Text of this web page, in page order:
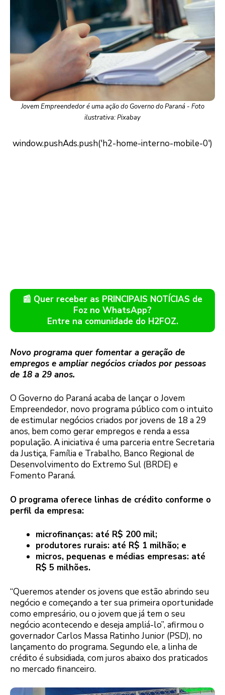
Jovem Empreendedor é uma ação do Governo do Paraná - Foto
ilustrativa: Pixabay
📰 Quer receber as PRINCIPAIS NOTÍCIAS de
Foz no WhatsApp?
Entre na comunidade do H2FOZ.
Novo programa quer fomentar a geração de
empregos e ampliar negócios criados por pessoas
de 18 a 29 anos.
O Governo do Paraná acaba de lançar o Jovem
Empreendedor, novo programa público com o intuito
de estimular negócios criados por jovens de 18 a 29
anos, bem como gerar empregos e renda a essa
população. A iniciativa é uma parceria entre Secretaria
da Justiça, Família e Trabalho, Banco Regional de
Desenvolvimento do Extremo Sul (BRDE) e
Fomento Paraná.
O programa oferece linhas de crédito conforme o
perfil da empresa:
microfinanças: até R$ 200 mil;
produtores rurais: até R$ 1 milhão; e
micros, pequenas e médias empresas: até
R$ 5 milhões.
“Queremos atender os jovens que estão abrindo seu
negócio e começando a ter sua primeira oportunidade
como empresário, ou o jovem que já tem o seu
negócio acontecendo e deseja ampliá-lo”, afirmou o
governador Carlos Massa Ratinho Junior (PSD), no
lançamento do programa. Segundo ele, a linha de
crédito é subsidiada, com juros abaixo dos praticados
no mercado financeiro.